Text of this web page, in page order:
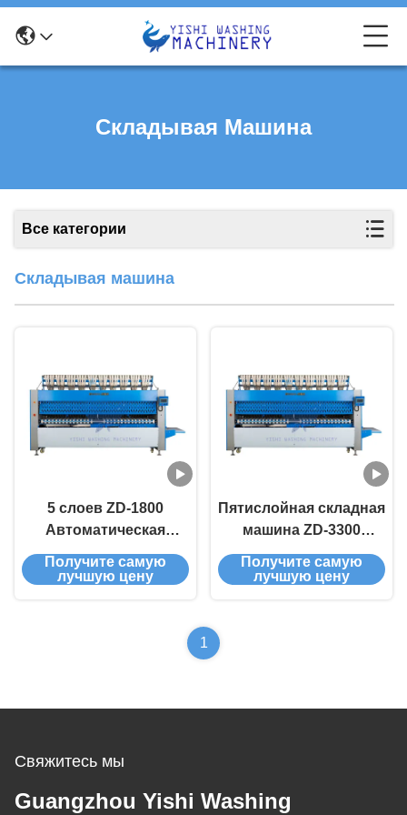
Складывая Машина
Все категории
Складывая машина
5 слоев ZD-1800
Автоматическая
складная машина 50м/
мин 1200х1800мм
Получите самую
лучшую цену
Пятислойная складная
машина ZD-3300
использует
Получите самую
лучшую цену
1
Свяжитесь мы
Guangzhou Yishi Washing